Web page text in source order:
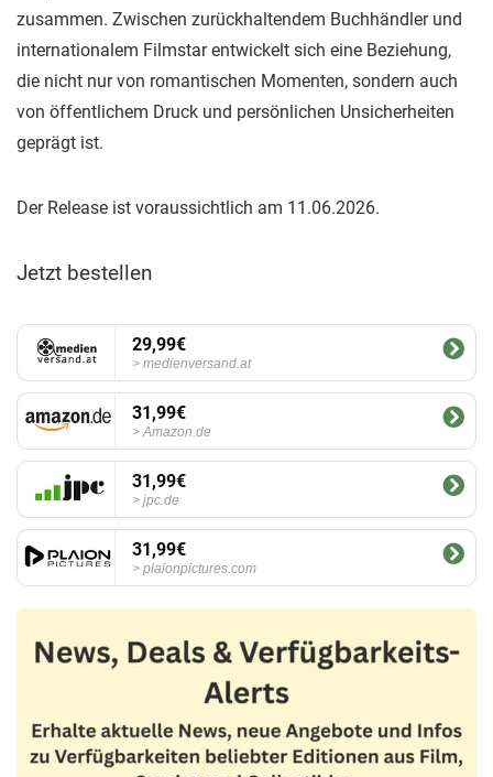
zusammen. Zwischen zurückhaltendem Buchhändler und
internationalem Filmstar entwickelt sich eine Beziehung,
die nicht nur von romantischen Momenten, sondern auch
von öffentlichem Druck und persönlichen Unsicherheiten
geprägt ist.
Der Release ist voraussichtlich am 11.06.2026.
Jetzt bestellen
29,99€
medienversand.at
31,99€
Amazon.de
31,99€
jpc.de
31,99€
plaionpictures.com